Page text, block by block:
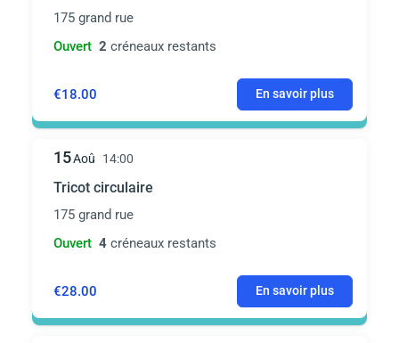
175 grand rue
Ouvert 2 créneaux restants
€18.00 En savoir plus
15Aoû 14:00
Tricot circulaire
175 grand rue
Ouvert 4 créneaux restants
€28.00 En savoir plus